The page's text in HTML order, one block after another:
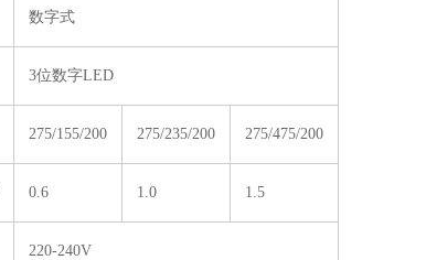
数字式
3位数字LED
275/155/200 275/235/200 275/475/200
0.6 1.0 1.5
220-240V